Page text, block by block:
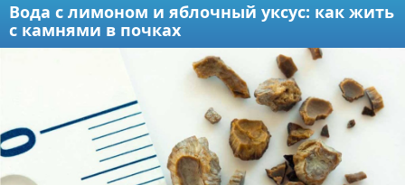
Вода с лимоном и яблочный уксус: как жить
с камнями в почках